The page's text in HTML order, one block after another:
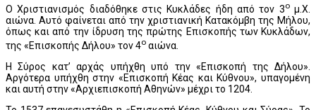
Ο Χριστιανισμός διαδόθηκε στις Κυκλάδες ήδη από τον 3ομ.Χ.
αιώνα. Αυτό φαίνεται από την χριστιανική Κατακόμβη της Μήλου,
όπως και από την ίδρυση της πρώτης Επισκοπής των Κυκλάδων,
της «Επισκοπής Δήλου» τον 4ο αιώνα.
Η Σύρος κατ’ αρχάς υπήχθη υπό την «Επισκοπή της Δήλου».
Αργότερα υπήχθη στην «Επισκοπή Κέας και Κύθνου», υπαγομένη
και αυτή στην «Αρχιεπισκοπή Αθηνών» μέχρι το 1204.